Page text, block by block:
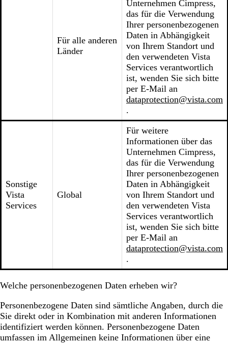
Für alle anderen
Länder
Unternehmen Cimpress,
das für die Verwendung
Ihrer personenbezogenen
Daten in Abhängigkeit
von Ihrem Standort und
den verwendeten Vista
Services verantwortlich
ist, wenden Sie sich bitte
per E-Mail an
dataprotection@vista.com
.
Sonstige
Vista
Services
Global
Für weitere
Informationen über das
Unternehmen Cimpress,
das für die Verwendung
Ihrer personenbezogenen
Daten in Abhängigkeit
von Ihrem Standort und
den verwendeten Vista
Services verantwortlich
ist, wenden Sie sich bitte
per E-Mail an
dataprotection@vista.com
.
Welche personenbezogenen Daten erheben wir?
Personenbezogene Daten sind sämtliche Angaben, durch die
Sie direkt oder in Kombination mit anderen Informationen
identifiziert werden können. Personenbezogene Daten
umfassen im Allgemeinen keine Informationen über eine